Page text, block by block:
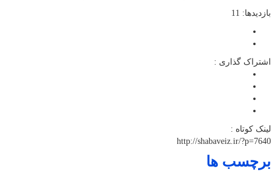
بازدیدها: 11
اشتراک گذاری :
لینک کوتاه :
http://shabaveiz.ir/?p=7640
برچسب ها